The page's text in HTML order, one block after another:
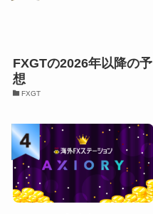
FXGTの2026年以降の予
想
FXGT